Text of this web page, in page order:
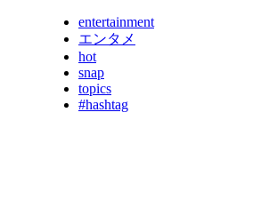
entertainment
エンタメ
hot
snap
topics
#hashtag